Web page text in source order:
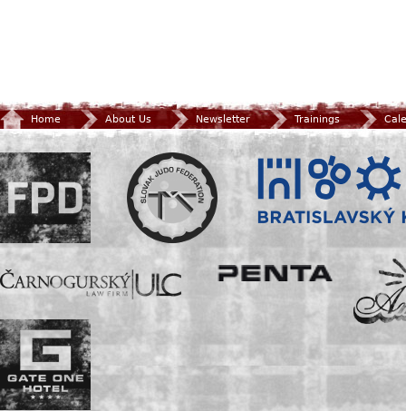
Home About Us Newsletter Trainings